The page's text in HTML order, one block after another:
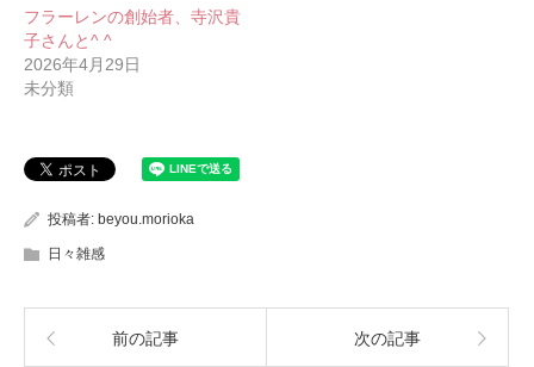
フラーレンの創始者、寺沢貴
子さんと^ ^
2026年4月29日
未分類
投稿者: beyou.morioka
日々雑感
前の記事 次の記事